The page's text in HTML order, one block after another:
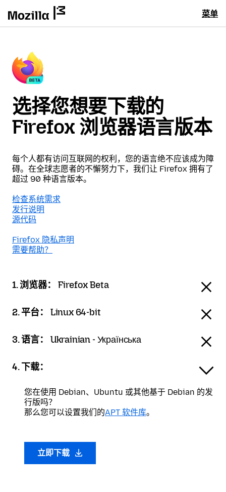
菜单
选择您想要下载的
Firefox 浏览器语言版本
每个人都有访问互联网的权利，您的语言绝不应该成为障
碍。在全球志愿者的不懈努力下，我们让 Firefox 拥有了
超过 90 种语言版本。
检查系统需求
发行说明
源代码
Firefox 隐私声明
需要帮助？
1. 浏览器： Firefox Beta
2. 平台： Linux 64-bit
3. 语言： Ukrainian - Українська
4. 下载：
您在使用 Debian、Ubuntu 或其他基于 Debian 的发
行版吗？
那么您可以设置我们的APT 软件库。
立即下载